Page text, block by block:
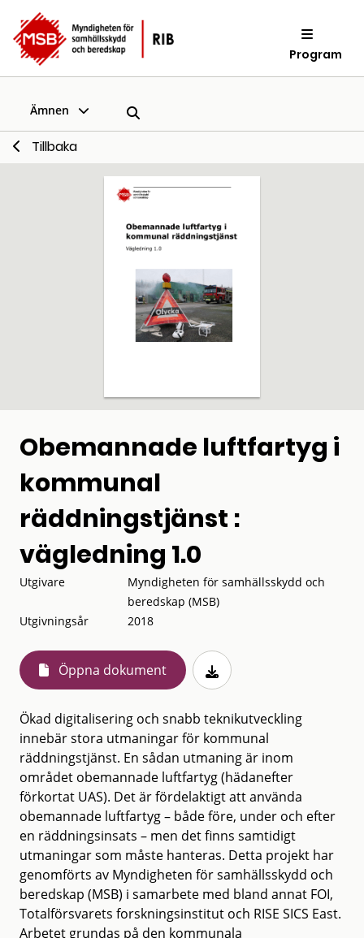
Program
Ämnen
Tillbaka
Obemannade luftfartyg i
kommunal
räddningstjänst :
vägledning 1.0
Utgivare
Myndigheten för samhällsskydd och
beredskap (MSB)
Utgivningsår
2018
Öppna dokument
Ökad digitalisering och snabb teknikutveckling
innebär stora utmaningar för kommunal
räddningstjänst. En sådan utmaning är inom
området obemannade luftfartyg (hädanefter
förkortat UAS). Det är fördelaktigt att använda
obemannade luftfartyg – både före, under och efter
en räddningsinsats – men det finns samtidigt
utmaningar som måste hanteras. Detta projekt har
genomförts av Myndigheten för samhällsskydd och
beredskap (MSB) i samarbete med bland annat FOI,
Totalförsvarets forskningsinstitut och RISE SICS East.
Arbetet grundas på den kommunala